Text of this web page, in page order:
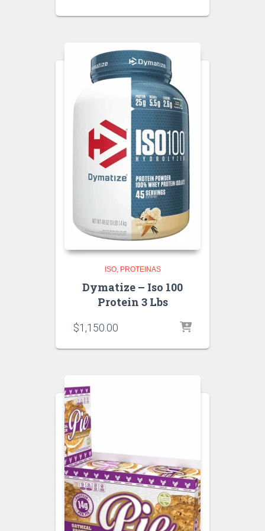
ISO PROTEINAS
Dymatize – Iso 100
Protein 3 Lbs
$1,150.00